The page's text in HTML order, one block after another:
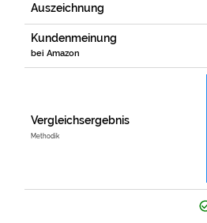
Auszeichnung
Kundenmeinung
bei Amazon
Vergleichsergebnis
Methodik